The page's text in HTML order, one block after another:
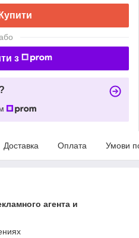
Купити
з
Доставка Оплата Умови
агента и